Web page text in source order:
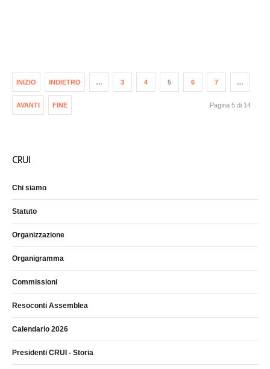
INIZIO INDIETRO … 3 4 5 6 7 …
AVANTI FINE Pagina 5 di 14
CRUI
Chi siamo
Statuto
Organizzazione
Organigramma
Commissioni
Resoconti Assemblea
Calendario 2026
Presidenti CRUI - Storia